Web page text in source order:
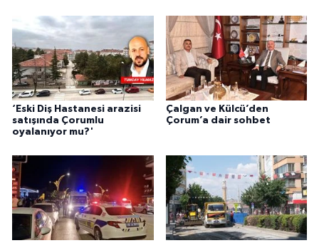
‘Eski Diş Hastanesi arazisi
satışında Çorumlu
oyalanıyor mu?'
Çalgan ve Külcü’den
Çorum’a dair sohbet